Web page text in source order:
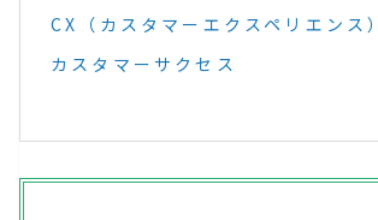
CX（カスタマーエクスペリエンス）
カスタマーサクセス